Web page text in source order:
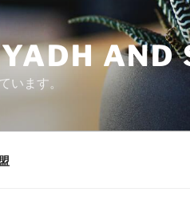
AND
います。